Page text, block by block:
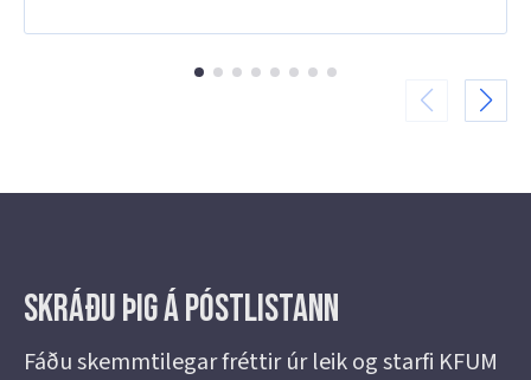
Skráðu þig á Póstlistann
Fáðu skemmtilegar fréttir úr leik og starfi KFUM